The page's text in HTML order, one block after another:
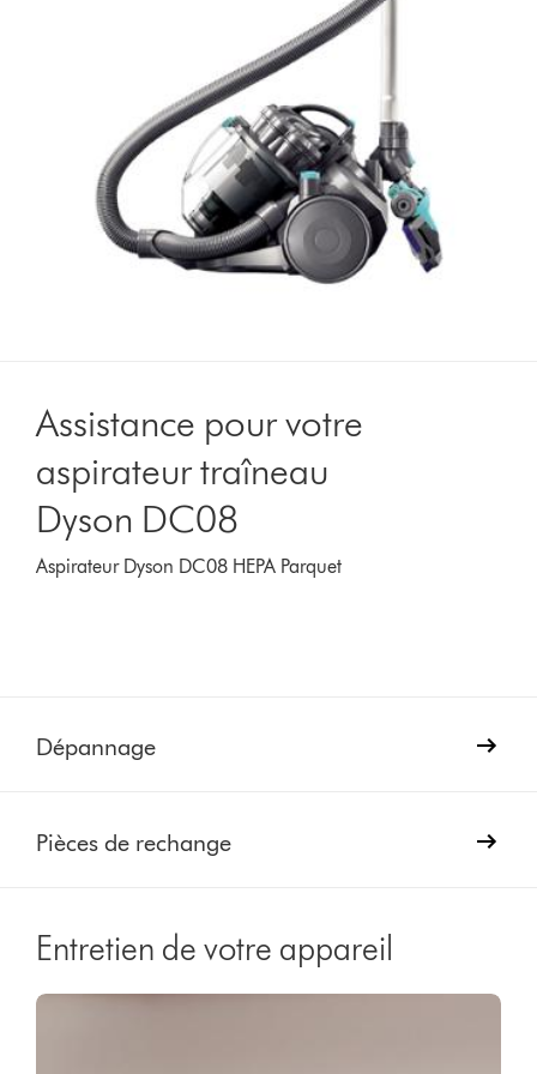
Assistance pour votre
aspirateur traîneau
Dyson DC08
Aspirateur Dyson DC08 HEPA Parquet
Dépannage
Pièces de rechange
Entretien de votre appareil